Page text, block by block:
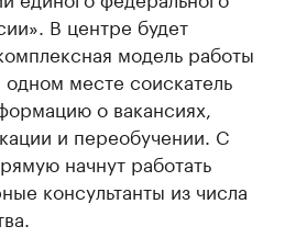
В центре будет
модель работы
месте соискатель
о вакансиях,
и переобучении. С
начнут работать
консультанты из числа